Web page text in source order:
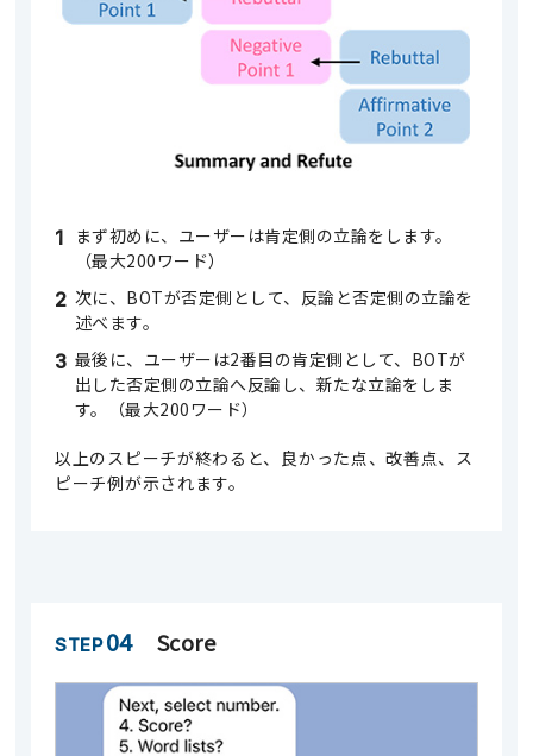
まず初めに、ユーザーは肯定側の立論をします。
（最大200ワード）
次に、BOTが否定側として、反論と否定側の立論を
述べます。
最後に、ユーザーは2番目の肯定側として、BOTが
出した否定側の立論へ反論し、新たな立論をしま
す。（最大200ワード）
以上のスピーチが終わると、良かった点、改善点、ス
ピーチ例が示されます。
STEP 04 Score